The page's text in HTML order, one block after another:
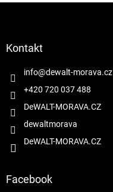
Kontakt
info@dewalt-morava.cz
+420 720 037 488
DeWALT-MORAVA.CZ
dewaltmorava
DeWALT-MORAVA.CZ
Facebook